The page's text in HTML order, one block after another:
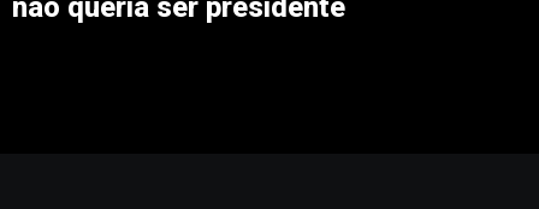
não queria ser presidente